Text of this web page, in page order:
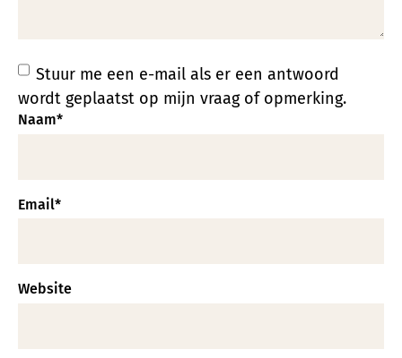
Stuur me een e-mail als er een antwoord
wordt geplaatst op mijn vraag of opmerking.
Naam*
Email*
Website